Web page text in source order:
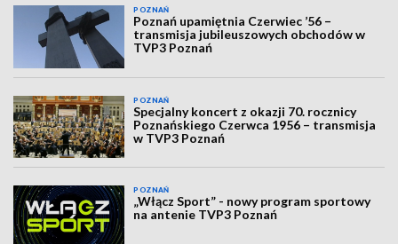
POZNAŃ
Poznań upamiętnia Czerwiec ’56 –
transmisja jubileuszowych obchodów w
TVP3 Poznań
POZNAŃ
Specjalny koncert z okazji 70. rocznicy
Poznańskiego Czerwca 1956 – transmisja
w TVP3 Poznań
POZNAŃ
„Włącz Sport” - nowy program sportowy
na antenie TVP3 Poznań